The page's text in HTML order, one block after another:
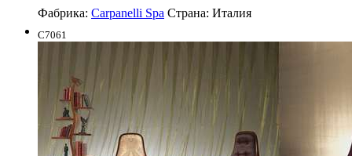
Фабрика: Carpanelli Spa Страна: Италия
C7061